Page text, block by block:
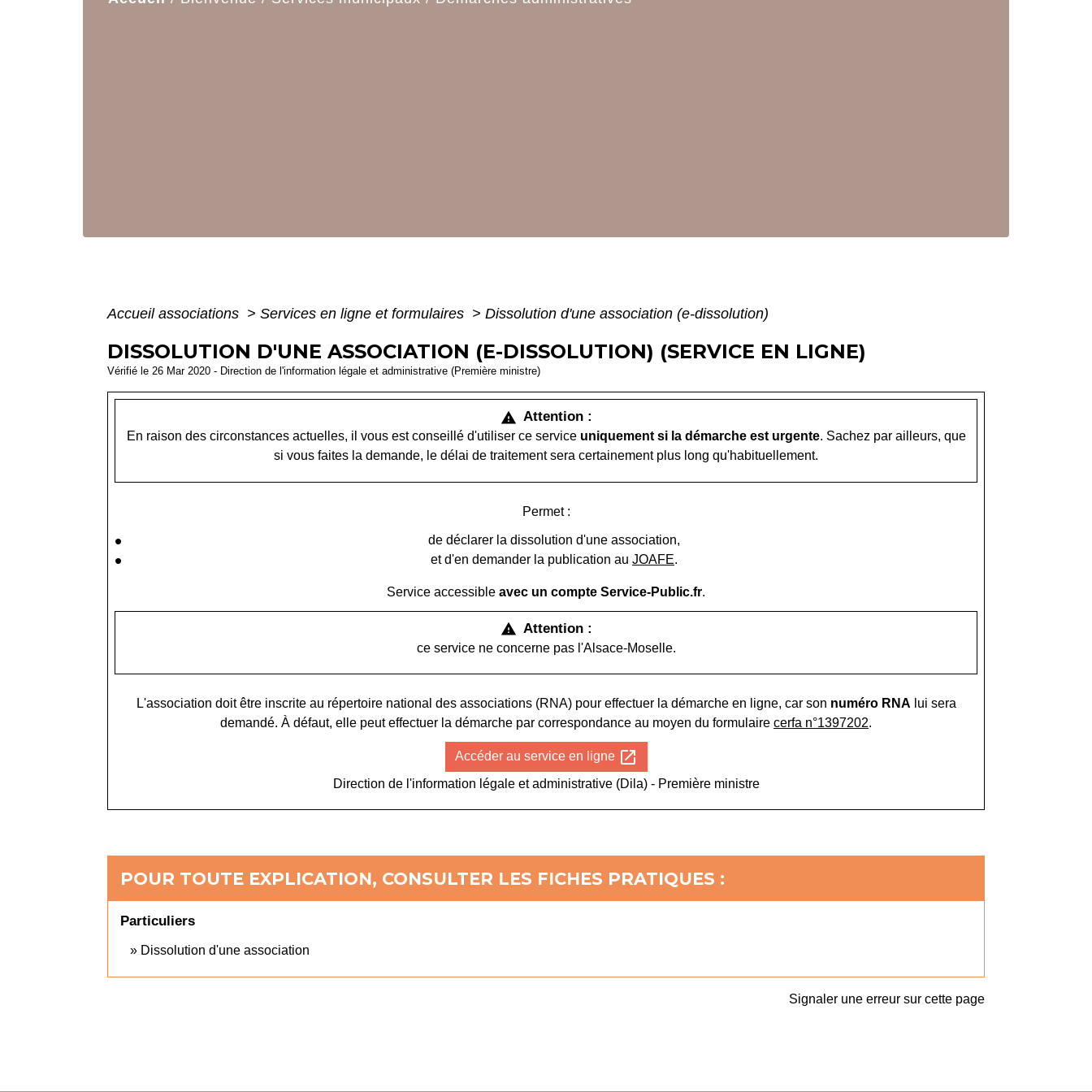
Accueil associations > Services en ligne et formulaires > Dissolution d'une association (e-dissolution)
DISSOLUTION D'UNE ASSOCIATION (E-DISSOLUTION) (SERVICE EN LIGNE)
Vérifié le 26 Mar 2020 - Direction de l'information légale et administrative (Première ministre)
warning Attention :
En raison des circonstances actuelles, il vous est conseillé d'utiliser ce service uniquement si la démarche est urgente. Sachez par ailleurs, que
si vous faites la demande, le délai de traitement sera certainement plus long qu'habituellement.
Permet :
de déclarer la dissolution d'une association,
et d'en demander la publication au JOAFE.
Service accessible avec un compte Service-Public.fr.
warning Attention :
ce service ne concerne pas l'Alsace-Moselle.
L'association doit être inscrite au répertoire national des associations (RNA) pour effectuer la démarche en ligne, car son numéro RNA lui sera
demandé. À défaut, elle peut effectuer la démarche par correspondance au moyen du formulaire cerfa n°1397202.
Accéder au service en ligne open_in_new
Direction de l'information légale et administrative (Dila) - Première ministre
POUR TOUTE EXPLICATION, CONSULTER LES FICHES PRATIQUES :
Particuliers
Dissolution d'une association
Signaler une erreur sur cette page